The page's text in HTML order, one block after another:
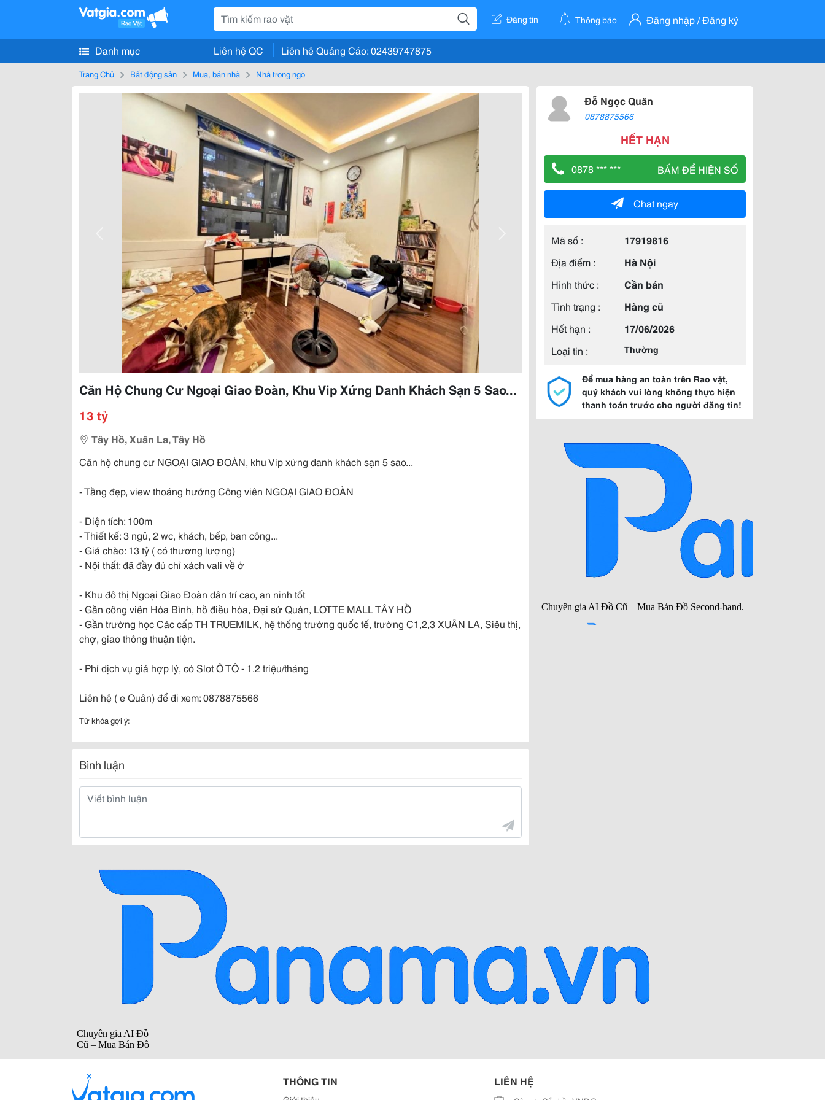
Đăng tin Thông báo Đăng nhập / Đăng ký
Danh mục Liên hệ QC Liên hệ Quảng Cáo: 02439747875
Trang Chủ Bất động sản Mua, bán nhà Nhà trong ngõ
Căn Hộ Chung Cư Ngoại Giao Đoàn, Khu Vip Xứng Danh Khách Sạn 5 Sao...
13 tỷ
Tây Hồ, Xuân La, Tây Hồ
Căn hộ chung cư NGOẠI GIAO ĐOÀN, khu Vip xứng danh khách sạn 5 sao...
- Tầng đẹp, view thoáng hướng Công viên NGOẠI GIAO ĐOÀN
- Diện tích: 100m
- Thiết kế: 3 ngủ, 2 wc, khách, bếp, ban công...
- Giá chào: 13 tỷ ( có thương lượng)
- Nội thất: đã đầy đủ chỉ xách vali về ở
- Khu đô thị Ngoại Giao Đoàn dân trí cao, an ninh tốt
- Gần công viên Hòa Bình, hồ điều hòa, Đại sứ Quán, LOTTE MALL TÂY HỒ
- Gần trường học Các cấp TH TRUEMILK, hệ thống trường quốc tế, trường C1,2,3 XUÂN LA, Siêu thị,
chợ, giao thông thuận tiện.
- Phí dịch vụ giá hợp lý, có Slot Ô TÔ - 1.2 triệu/tháng
Liên hệ ( e Quân) để đi xem: 0878875566
Từ khóa gợi ý:
Bình luận
Đỗ Ngọc Quân
0878875566
HẾT HẠN
0878 *** *** BẤM ĐỂ HIỆN SỐ
Chat ngay
Mã số :
17919816
Địa điểm :
Hà Nội
Hình thức :
Cần bán
Tình trạng :
Hàng cũ
Hết hạn :
17/06/2026
Loại tin :
Thường
Để mua hàng an toàn trên Rao vặt,
quý khách vui lòng không thực hiện
thanh toán trước cho người đăng tin!
THÔNG TIN LIÊN HỆ